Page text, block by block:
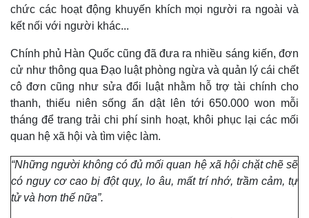
Doanh nghiệp
Thông tin doanh nghiệp
Doanh nghiệp 24h
Doanh nhân
Vì cộng đồng
Công nghệ
Sành điệu
Tin Công nghệ
chức các hoạt động khuyến khích mọi người ra ngoài và
kết nối với người khác...
Chính phủ Hàn Quốc cũng đã đưa ra nhiều sáng kiến, đơn
cử như thông qua Đạo luật phòng ngừa và quản lý cái chết
cô đơn cũng như sửa đổi luật nhằm hỗ trợ tài chính cho
thanh, thiếu niên sống ẩn dật lên tới 650.000 won mỗi
tháng để trang trải chi phí sinh hoạt, khôi phục lại các mối
quan hệ xã hội và tìm việc làm.
“Những người không có đủ mối quan hệ xã hội chặt chẽ sẽ
có nguy cơ cao bị đột quỵ, lo âu, mất trí nhớ, trầm cảm, tự
tử và hơn thế nữa”.